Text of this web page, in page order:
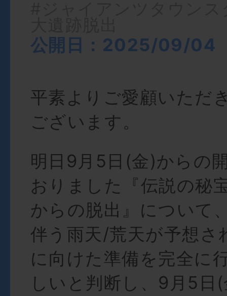
公開日：2025/09/04
平素よりご愛顧いただ
ございます。
明日9月5日(金)からの
おりました『伝説の秘
からの脱出』について
伴う雨天/荒天が予想さ
に向けた準備を完全に
しいと判断し、9月5日